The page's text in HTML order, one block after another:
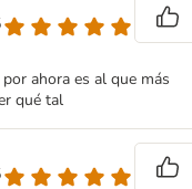
ahora es al que más
qué tal